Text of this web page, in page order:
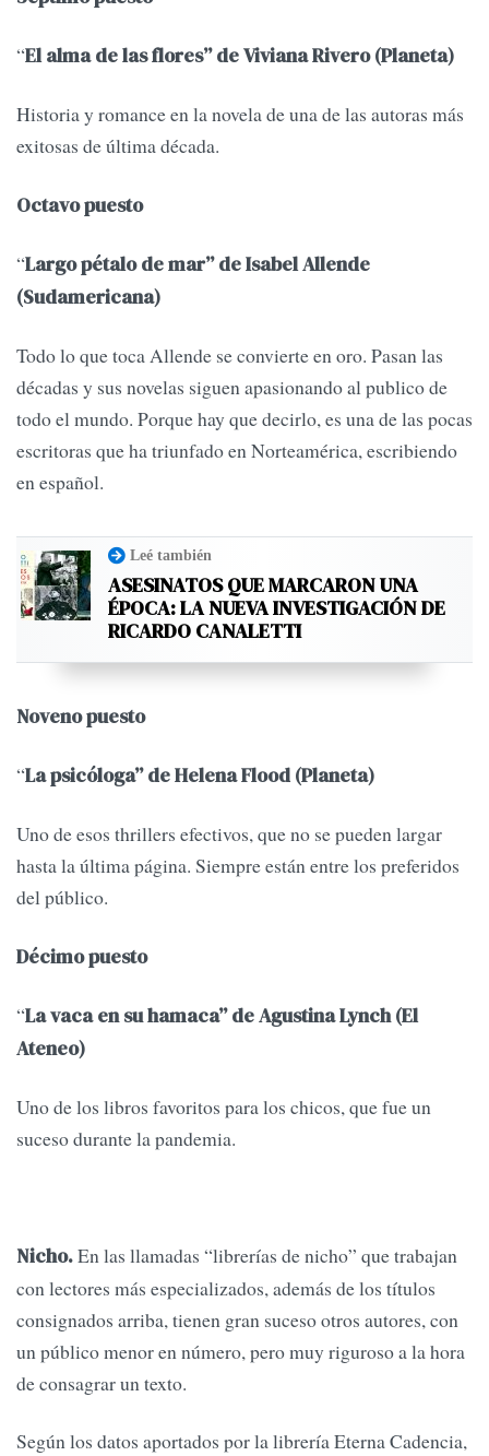
“El alma de las flores” de Viviana Rivero (Planeta)
Historia y romance en la novela de una de las autoras más
exitosas de última década.
Octavo puesto
“Largo pétalo de mar” de Isabel Allende
(Sudamericana)
Todo lo que toca Allende se convierte en oro. Pasan las
décadas y sus novelas siguen apasionando al publico de
todo el mundo. Porque hay que decirlo, es una de las pocas
escritoras que ha triunfado en Norteamérica, escribiendo
en español.
Leé también
ASESINATOS QUE MARCARON UNA
ÉPOCA: LA NUEVA INVESTIGACIÓN DE
RICARDO CANALETTI
Noveno puesto
“La psicóloga” de Helena Flood (Planeta)
Uno de esos thrillers efectivos, que no se pueden largar
hasta la última página. Siempre están entre los preferidos
del público.
Décimo puesto
“La vaca en su hamaca” de Agustina Lynch (El
Ateneo)
Uno de los libros favoritos para los chicos, que fue un
suceso durante la pandemia.
Nicho.En las llamadas “librerías de nicho” que trabajan
con lectores más especializados, además de los títulos
consignados arriba, tienen gran suceso otros autores, con
un público menor en número, pero muy riguroso a la hora
de consagrar un texto.
Según los datos aportados por la librería Eterna Cadencia,